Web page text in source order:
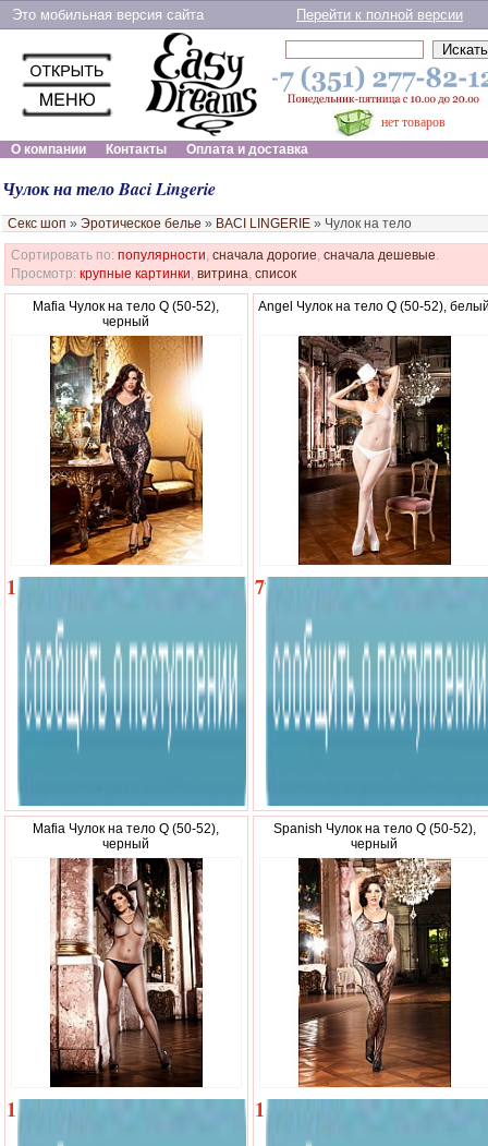
Это мобильная версия сайта Перейти к полной версии
нет товаров
О компании
Контакты Оплата и доставка
Чулок на тело Baci Lingerie
Секс шоп » Эротическое белье » BACI LINGERIE » Чулок на тело
Сортировать по: популярности, сначала дорогие, сначала дешевые.
Просмотр: крупные картинки, витрина, список
Mafia Чулок на тело Q (50-52),
черный
1
Angel Чулок на тело Q (50-52),
770
Mafia Чулок на тело Q (50-52),
черный
1
Spanish Чулок на тело Q (50-52),
черный
1